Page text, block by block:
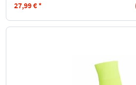
27,99€ *